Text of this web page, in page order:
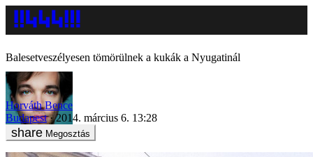
Balesetveszélyesen tömörülnek a kukák a Nyugatinál
Horváth Bence
Budapest
2014. március 6. 13:28
Megosztás